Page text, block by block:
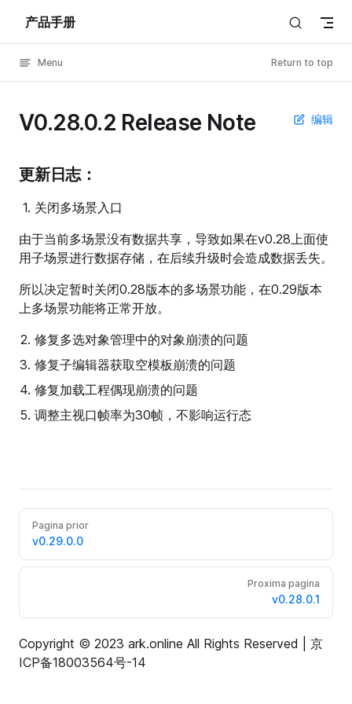
Skip to content
产品手册
Menu Return to top
编辑
V0.28.0.2 Release Note
更新日志：
关闭多场景入口
由于当前多场景没有数据共享，导致如果在v0.28上面使
用子场景进行数据存储，在后续升级时会造成数据丢失。
所以决定暂时关闭0.28版本的多场景功能，在0.29版本
上多场景功能将正常开放。
修复多选对象管理中的对象崩溃的问题
修复子编辑器获取空模板崩溃的问题
修复加载工程偶现崩溃的问题
调整主视口帧率为30帧，不影响运行态
Pagina prior
v0.29.0.0
Proxima pagina
v0.28.0.1
Copyright © 2023 ark.online All Rights Reserved | 京
ICP备18003564号-14